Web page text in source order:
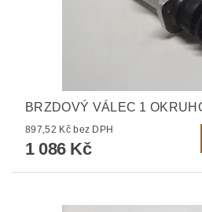
BRZDOVÝ VÁLEC 1
897,52 Kč bez DPH
1 086 Kč